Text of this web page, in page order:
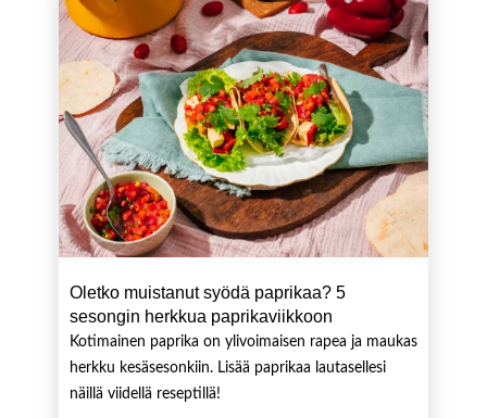
Oletko muistanut syödä paprikaa? 5
sesongin herkkua paprikaviikkoon
Kotimainen paprika on ylivoimaisen rapea ja maukas
herkku kesäsesonkiin. Lisää paprikaa lautasellesi
näillä viidellä reseptillä!